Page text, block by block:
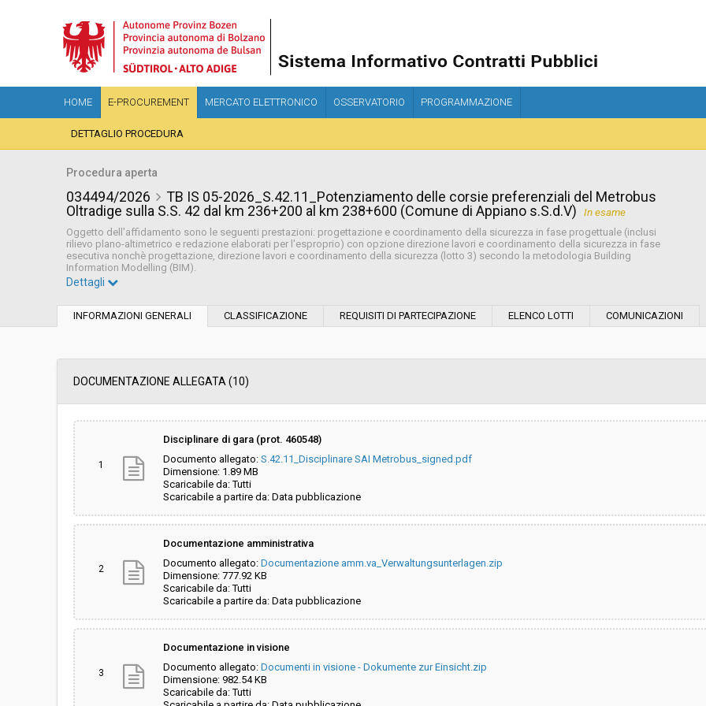
HOME E-PROCUREMENT MERCATO ELETTRONICO OSSERVATORIO PROGRAMMAZIONE
DETTAGLIO PROCEDURA
Procedura aperta
034494/2026
TB IS 05-2026_S.42.11_Potenziamento delle corsie preferenziali del Metrobus
Oltradige sulla S.S. 42 dal km 236+200 al km 238+600 (Comune di Appiano s.S.d.V)
In esame
Oggetto dell'affidamento sono le seguenti prestazioni: progettazione e coordinamento della sicurezza in fase progettuale (inclusi
rilievo plano-altimetrico e redazione elaborati per l'esproprio) con opzione direzione lavori e coordinamento della sicurezza in fase
esecutiva nonchè progettazione, direzione lavori e coordinamento della sicurezza (lotto 3) secondo la metodologia Building
Information Modelling (BIM).
Servizi sociali:
Scelta del contraente: Procedura aperta Svolgimento:
Valore stimato della procedura: € 1.466.964,21
Responsabile unico di progetto: Linda Gavoni
Link al fascicolo trasparenza: Clicca qui
Dettagli
INFORMAZIONI GENERALI CLASSIFICAZIONE REQUISITI DI PARTECIPAZIONE ELENCO LOTTI COMUNICAZIONI
DOCUMENTAZIONE ALLEGATA (10)
1
Disciplinare di gara (prot. 460548)
Documento allegato: S.42.11_Disciplinare SAI Metrobus_signed.pdf
Dimensione: 1.89 MB
Scaricabile da: Tutti
Scaricabile a partire da: Data pubblicazione
2
Documentazione amministrativa
Documento allegato: Documentazione amm.va_Verwaltungsunterlagen.zip
Dimensione: 777.92 KB
Scaricabile da: Tutti
Scaricabile a partire da: Data pubblicazione
3
Documentazione in visione
Documento allegato: Documenti in visione - Dokumente zur Einsicht.zip
Dimensione: 982.54 KB
Scaricabile da: Tutti